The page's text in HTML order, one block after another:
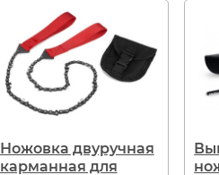
Ножовка двуручная
карманная для